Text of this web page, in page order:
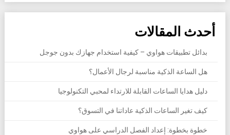
أحدث المقالات
بدائل تطبيقات هواوي – كيفية استخدام جهازك بدون جوجل
هل الساعة الذكية مناسبة لرجال الأعمال؟
دليل هدايا الساعات القابلة للارتداء لمحبي التكنولوجيا
كيف تغير الساعات الذكية عاداتنا في التسوق؟
خطوة بخطوة: إعداد الفصل الدراسي على هواوي